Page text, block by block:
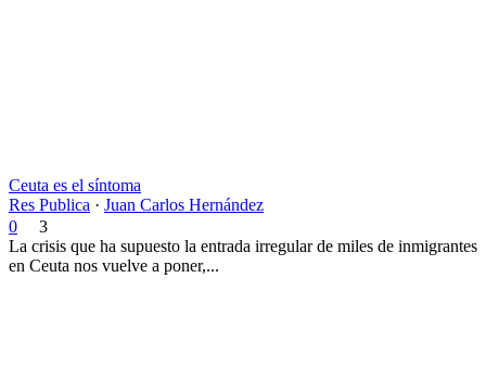
Ceuta es el síntoma
Res Publica · Juan Carlos Hernández
0
3
La crisis que ha supuesto la entrada irregular de miles de inmigrantes
en Ceuta nos vuelve a poner,...